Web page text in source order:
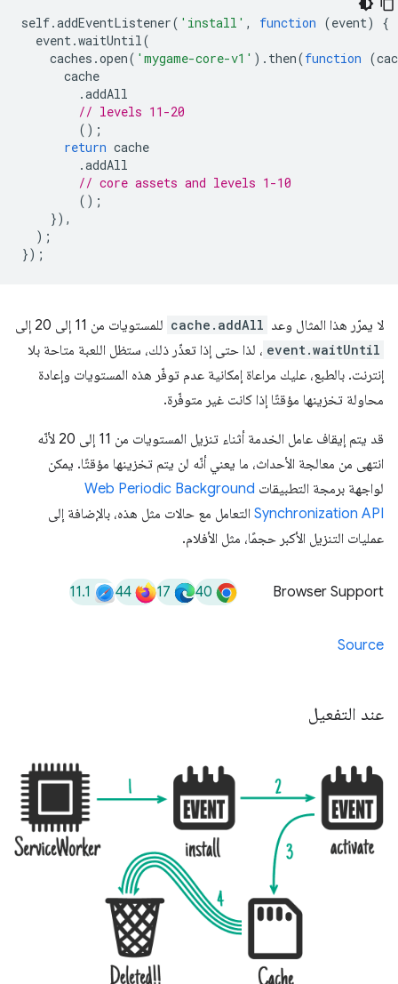
self.addEventListener( 'install' , function (event)
{
event.waitUntil(
caches .open( 'mygame-core-v1' ). then(function (
cache
.addAll
// levels 11-20
();
return cache
.addAll
// core assets and levels 1-10
();
}),
);
});
لا يمرّر هذا المثال وعد cache.addAll للمستويات من 11 إلى 20 إلى
event.waitUntil ، لذا حتى إذا تعذّر ذلك، ستظل اللعبة متاحة بلا
إنترنت. بالطبع، عليك مراعاة إمكانية عدم توفّر هذه المستويات وإعادة
محاولة تخزينها مؤقتًا إذا كانت غير متوفّرة.
قد يتم إيقاف عامل الخدمة أثناء تنزيل المستويات من 11 إلى 20 لأنّه
انتهى من معالجة الأحداث، ما يعني أنّه لن يتم تخزينها مؤقتًا. يمكن
لواجهة برمجة التطبيقات Web Periodic Background
Synchronization API التعامل مع حالات مثل هذه، بالإضافة إلى
عمليات التنزيل الأكبر حجمًا، مثل الأفلام.
Browser Support
40
17
44
11.1
Source
عند التفعيل